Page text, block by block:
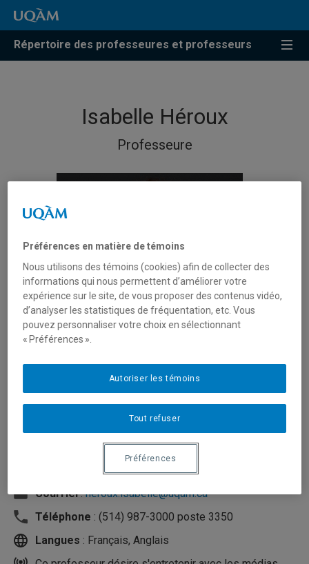
Répertoire des professeures et professeurs
Isabelle Héroux
Professeure
Département de musique
Courriel:heroux.isabelle@uqam.ca
Téléphone : (514) 987-3000 poste 3350
Langues : Français, Anglais
Préférences en matière de témoins
Nous utilisons des témoins (cookies) afin de collecter des
informations qui nous permettent d’améliorer votre
expérience sur le site, de vous proposer des contenus vidéo,
d’analyser les statistiques de fréquentation, etc. Vous
pouvez personnaliser votre choix en sélectionnant
« Préférences ».
Tout refuser
Autoriser les témoins
Préférences